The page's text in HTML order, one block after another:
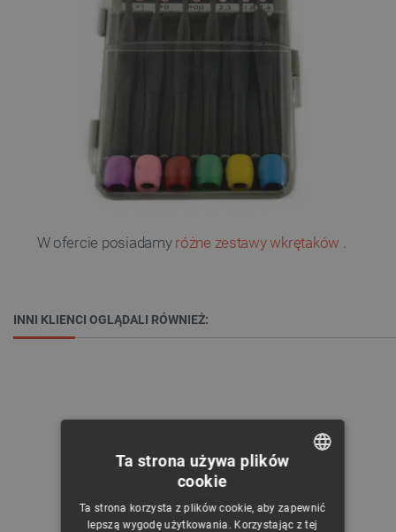
W ofercie posiadamy różne zestawy wkrętaków
INNI KLIENCI OGLĄDALI RÓWNIEŻ:
CZECH
Ta strona używa plików
cookie
Ta strona korzysta z plików cookie, aby zapewnić
lepszą wygodę użytkowania. Korzystając z tej